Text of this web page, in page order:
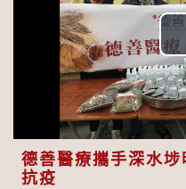
德善醫療攜手深水
抗疫